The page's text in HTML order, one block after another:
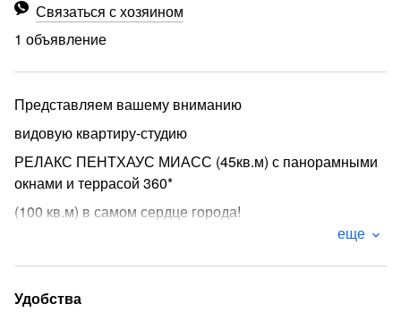
Связаться с хозяином
1 объявление
Представляем вашему вниманию
видовую квартиру-студию
РЕЛАКС ПЕНТХАУС МИАСС (45кв.м) с панорамными
окнами и террасой 360*
(100 кв.м) в самом сердце города!
Это идеальный выбор для тех, кто ценит комфорт и
уникальное расположение.
У нас самая выгодная цена в данном сегменте!
еще
Удобства